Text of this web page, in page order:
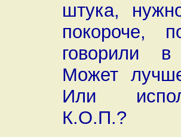
штука,
покороче,
говорили
Может
Или
К.О.П.?